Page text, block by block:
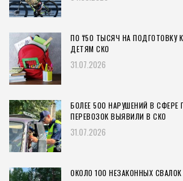
ПО ₸50 ТЫСЯЧ НА ПОДГОТОВКУ
ДЕТЯМ СКО
31.07.2026
БОЛЕЕ 500 НАРУШЕНИЙ В СФЕРЕ
ПЕРЕВОЗОК ВЫЯВИЛИ В СКО
31.07.2026
ОКОЛО 100 НЕЗАКОННЫХ